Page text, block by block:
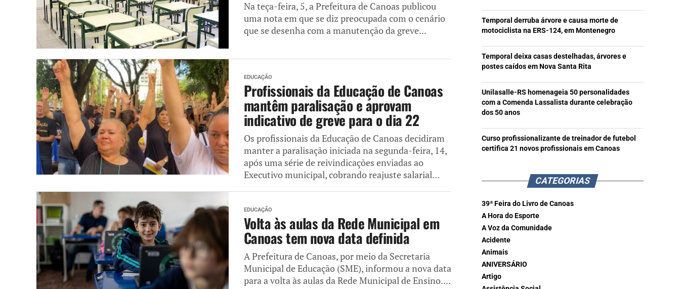
Na teça-feira, 5, a Prefeitura de Canoas publicou
uma nota em que se diz preocupada com o cenário
que se desenha com a manutenção da greve...
EDUCAÇÃO
Profissionais da Educação de Canoas
mantêm paralisação e aprovam
indicativo de greve para o dia 22
Os profissionais da Educação de Canoas decidiram
manter a paralisação iniciada na segunda-feira, 14,
após uma série de reivindicações enviadas ao
Executivo municipal, cobrando reajuste salarial...
EDUCAÇÃO
Volta às aulas da Rede Municipal em
Canoas tem nova data definida
A Prefeitura de Canoas, por meio da Secretaria
Municipal de Educação (SME), informou a nova data
para a volta às aulas da Rede Municipal de Ensino....
Temporal derruba árvore e causa morte de
motociclista na ERS-124, em Montenegro
Temporal deixa casas destelhadas, árvores e
postes caídos em Nova Santa Rita
Unilasalle-RS homenageia 50 personalidades
com a Comenda Lassalista durante celebração
dos 50 anos
Curso profissionalizante de treinador de futebol
certifica 21 novos profissionais em Canoas
CATEGORIAS
39ª Feira do Livro de Canoas
A Hora do Esporte
A Voz da Comunidade
Acidente
Animais
ANIVERSÁRIO
Artigo